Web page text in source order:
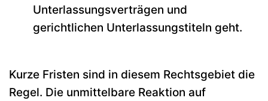
Unterlassungsverträgen und
gerichtlichen Unterlassungstiteln geht.
Kurze Fristen sind in diesem Rechtsgebiet die
Regel. Die unmittelbare Reaktion auf